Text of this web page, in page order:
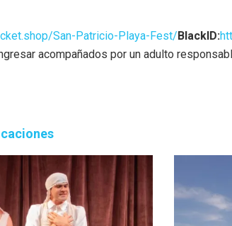
San-Patricio-Playa-Fest/BlackID:
acompañados por un adulto